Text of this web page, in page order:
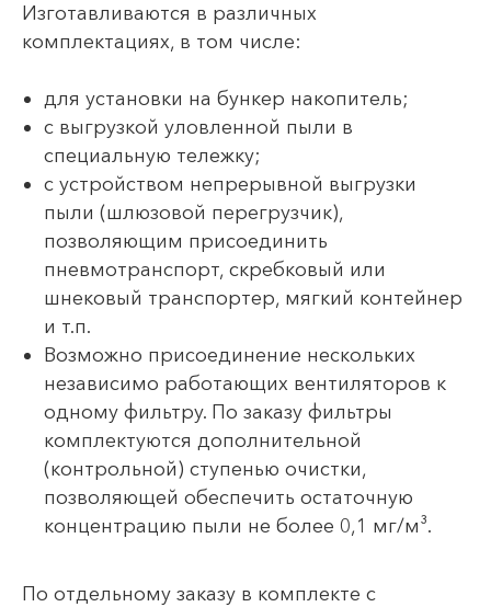
Изготавливаются в различных
комплектациях, в том числе:
для установки на бункер накопитель;
с выгрузкой уловленной пыли в
специальную тележку;
с устройством непрерывной выгрузки
пыли (шлюзовой перегрузчик),
позволяющим присоединить
пневмотранспорт, скребковый или
шнековый транспортер, мягкий контейнер
и т.п.
Возможно присоединение нескольких
независимо работающих вентиляторов к
одному фильтру. По заказу фильтры
комплектуются дополнительной
(контрольной) ступенью очистки,
позволяющей обеспечить остаточную
концентрацию пыли не более 0,1 мг/м³.
По отдельному заказу в комплекте с